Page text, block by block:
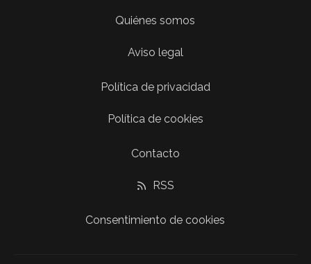
Quiénes somos
Aviso legal
Política de privacidad
Política de cookies
Contacto
RSS
Consentimiento de cookies